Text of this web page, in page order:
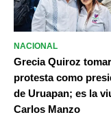
NACIONAL
Grecia Quiroz
protesta como
de Uruapan; es la
Carlos Manzo